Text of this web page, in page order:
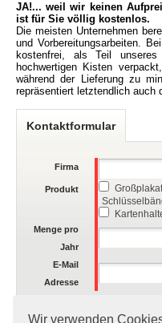
Wir verwenden
JA!... weil wir keinen
ist für Sie völlig kostenlos.
Die meisten Unternehmen
und Vorbereitungsarbeiten.
kostenfrei, als Teil
hochwertigen Kisten
während der Lieferung zu
repräsentiert letztendlich auch
Kontaktformular
Firma
Produkt
Menge pro
Jahr
E-Mail
Adresse